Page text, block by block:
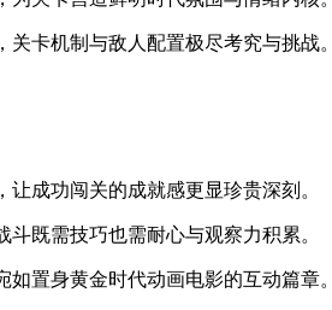
卡机制与敌人配置极尽考究与挑战。
成功闯关的成就感更显珍贵深刻。
既需技巧也需耐心与观察力积累。
置身黄金时代动画电影的互动篇章。